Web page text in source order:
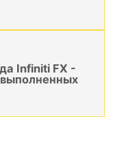
Infiniti FX -